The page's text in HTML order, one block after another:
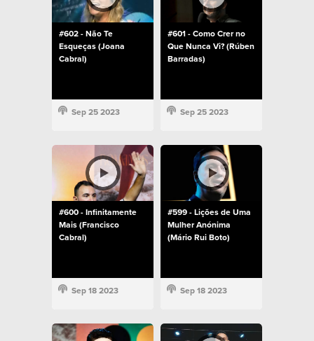
#602 - Não Te
Esqueças (Joana
Cabral)
Sep 25 2023
#601 - Como Crer no
Que Nunca Vi? (Rúben
Barradas)
Sep 25 2023
#600 - Infinitamente
Mais (Francisco
Cabral)
Sep 18 2023
#599 - Lições de Uma
Mulher Anónima
(Mário Rui Boto)
Sep 18 2023